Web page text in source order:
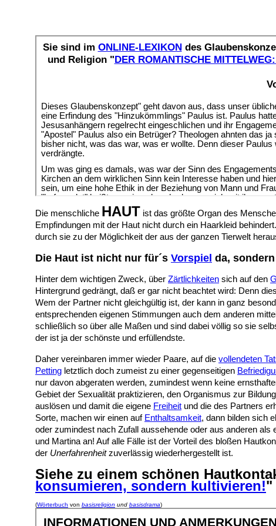
Die menschliche HAUT ist das größte Organ des
Empfindungen mit der Haut nicht durch ein Haarkleid
durch sie zu der Möglichkeit der aus der ganzen Tierwelt
Die Haut ist nicht nur für´s Vorspiel da,
Hinter dem wichtigen Zweck, über Zärtlichkeiten sich auf den
Hintergrund gedrängt, daß er gar nicht beachtet wird: Denn
Wem der Partner nicht gleichgültig ist, der kann in ganz
entsprechenden eigenen Stimmungen auch dem anderen
schließlich so über alle Maßen und sind dabei völlig so sie
der ist ja der schönste und erfüllendste.
Daher vereinbaren immer wieder Paare, auf die vollendeten
Petting letztlich doch zumeist zu einer gegenseitigen
nur davon abgeraten werden, zumindest wenn keine
Gebiet der Sexualität praktizieren, den Organismus zur
auslösen und damit die eigene Freiheit und die des Partners
Sorte, machen wir einen auf Enthaltsamkeit, dann bilden sich
oder zumindest nach Zufall aussehende oder aus anderen
und Martina an! Auf alle Fälle ist der Vorteil des bloßen
der Unerfahrenheitzuverlässig wiederhergestellt ist.
Siehe zu einem schönen
konsumieren, sondern kultivieren!"
(Wörterbuch von basisreligion und basisdrama)